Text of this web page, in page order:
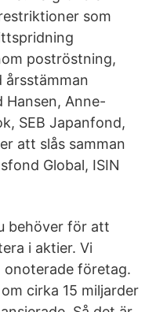
som
poströstning,
årsstämman
Hansen, Anne-
SEB Japanfond,
att slås samman
Global, ISIN
behöver för att
i aktier. Vi
onoterade företag.
cirka 15 miljarder